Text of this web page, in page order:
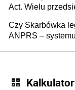
Act. Wielu
Czy Skarbówka
ANPRS –